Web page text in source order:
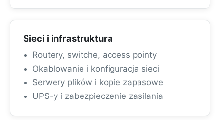
Sieci i infrastruktura
Routery, switche, access pointy
Okablowanie i konfiguracja sieci
Serwery plików i kopie zapasowe
UPS-y i zabezpieczenie zasilania